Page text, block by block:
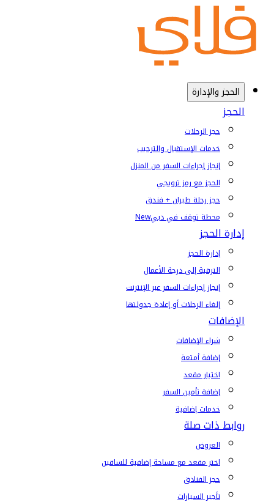
الحجز والإدارة
الحجز
حجز الرحلات
خدمات الإستقبال والترحيب
إنجاز إجراءات السفر من المنزل
الحجز مع رمز ترويجي
حجز رحلة طيران + فندق
محطة توقف في دبيNew
إدارة الحجز
إدارة الحجز
الترقية إلى درجة الأعمال
إنجاز إجراءات السفر عبر الإنترنت
إلغاء الرحلات أو إعادة جدولتها
الإضافات
شراء الإضافات
إضافة أمتعة
اختيار مقعد
إضافة تأمين السفر
خدمات إضافية
روابط ذات صلة
العروض
اختر مقعد مع مساحة إضافية للساقين
حجز الفنادق
تأجير السيارات